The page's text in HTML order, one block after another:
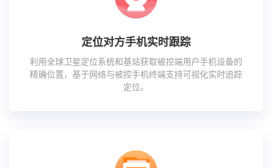
定位对方手机实时跟踪
利用全球卫星定位系统和基站获取被控端用户手机设备的
精确位置，基于网络与被控手机终端支持可视化实时追踪
定位。